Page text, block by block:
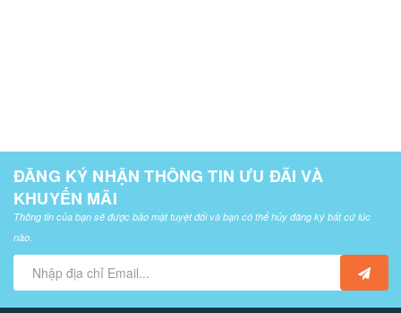
ĐĂNG KÝ NHẬN THÔNG TIN ƯU ĐÃI VÀ
KHUYẾN MÃI
Thông tin của bạn sẽ được bảo mật tuyệt đối và bạn có thể hủy đăng ký bất cứ lúc
nào.